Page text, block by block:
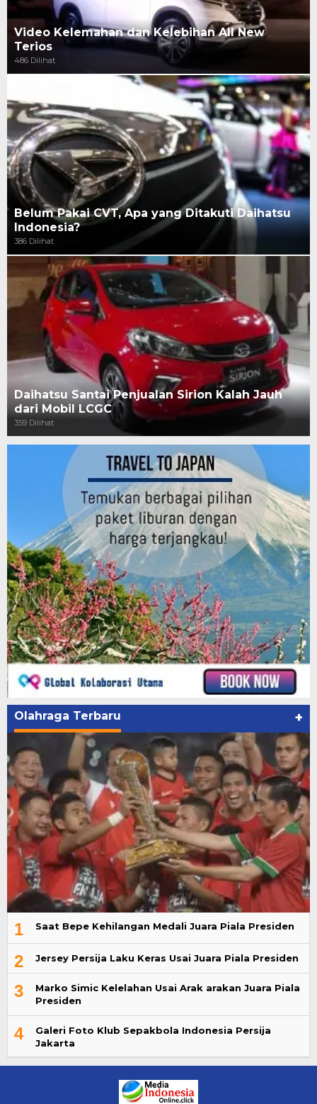
Video Kelemahan dan Kelebihan All New
Terios
486 Dilihat
Belum Pakai CVT, Apa yang Ditakuti Daihatsu
Indonesia?
386 Dilihat
Daihatsu Santai Penjualan Sirion Kalah Jauh
dari Mobil LCGC
359 Dilihat
Olahraga Terbaru +
1 Saat Bepe Kehilangan Medali Juara Piala Presiden
2 Jersey Persija Laku Keras Usai Juara Piala Presiden
3
Marko Simic Kelelahan Usai Arak arakan Juara Piala
Presiden
4
Galeri Foto Klub Sepakbola Indonesia Persija
Jakarta